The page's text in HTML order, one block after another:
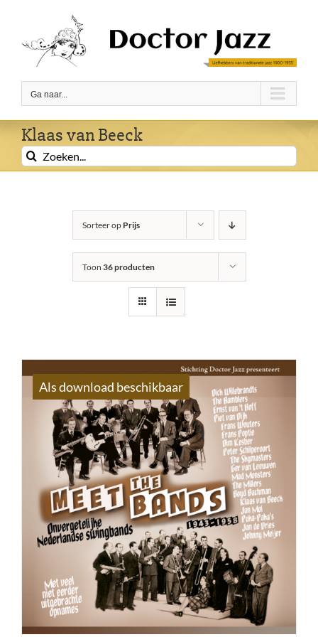
inhoud
Ga naar...
Klaas van Beeck
Zoeken
naar:
Sorteer op Prijs
Toon 36 producten
Als download beschikbaar